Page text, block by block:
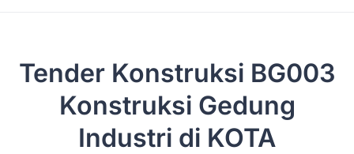
Tender Konstruksi BG003
Konstruksi Gedung
Industri di KOTA